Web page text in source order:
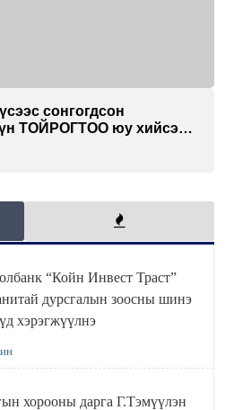
сонгогдсон
ТОЙРОГТОО юу хийсэн
“Койн Инвест Траст”
дурсгалын зоосны шинэ
хэрэгжүүлнэ
хорооны дарга Г.Тэмүүлэн